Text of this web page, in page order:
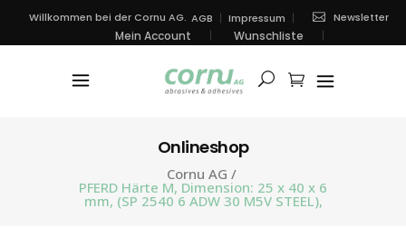
Willkommen bei der Cornu AG. AGB Impressum Newsletter
Mein Account Wunschliste
Onlineshop
Cornu AG /
PFERD Härte M, Dimension: 25 x 40 x 6
mm, (SP 2540 6 ADW 30 M5V STEEL),